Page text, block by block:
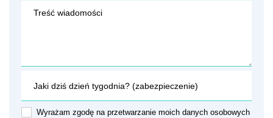
Wyrażam zgodę na przetwarzanie moich danych osobowych